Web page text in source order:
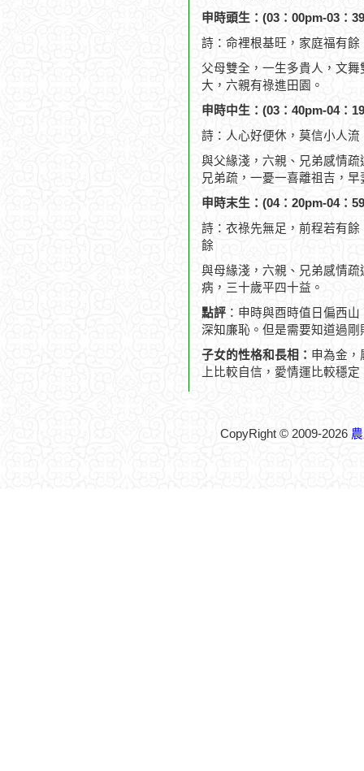
申時頭生：(03：00pm-03：
詩：命裡根基旺，家庭福有
父母雙全，一生多貴人，文
大，六親有祿進田園。
申時中生：(03：40pm-04：
詩：人心好便休，莫信小人
與父緣淺，六親、兄弟感情
兄弟疏，一憂一喜離祖吉，
申時末生：(04：20pm-04：
詩：衣祿先無足，前程若有
餘
與母緣淺，六親、兄弟感情
病，三十歲平四十益。
點評 ：申時與酉時值日偏西
深知廉恥。但是需要知道過剛
子女的性格和長相： 申為金，
上比較自信，愛情運比較穩定
CopyRight © 2009-2026